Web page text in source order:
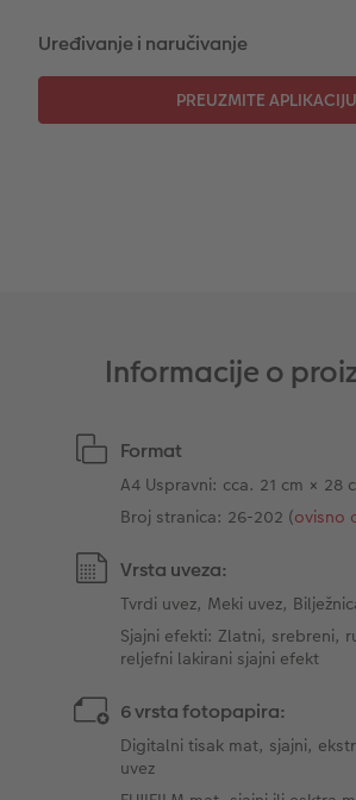
CEWE TRENUTNI ISPIS
Trenutna izrada
Foto kolaži
Foto vrpca
Uređivanje i naručivanje
Informacije o
Format
A4 Uspravni: cca. 21 cm × 28
Broj stranica: 26-202 (ovisno
Vrsta uveza:
Tvrdi uvez, Meki uvez,
Sjajni efekti: Zlatni, srebreni,
reljefni lakirani sjajni efekt
6 vrsta fotopapira:
Digitalni tisak mat, sjajni,
uvez